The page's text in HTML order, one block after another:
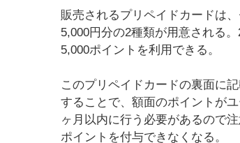
販売されるプリペイドカードは
5,000円分の2種類が用意される
5,000ポイントを利用できる。
このプリペイドカードの裏面に
することで、額面のポイントが
ヶ月以内に行う必要があるので
ポイントを付与できなくなる。